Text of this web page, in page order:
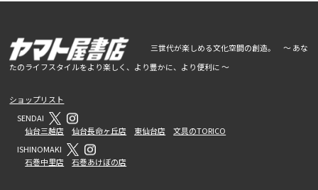
三世代が楽しめる文化空間の創造。 ～ あな
たのライフスタイルをより楽しく、より豊かに、より便利に ～
ショップリスト
SENDAI
仙台三越店
仙台長命ヶ丘店 東仙台店
文具のTORICO
ISHINOMAKI
石巻中里店
石巻あけぼの店